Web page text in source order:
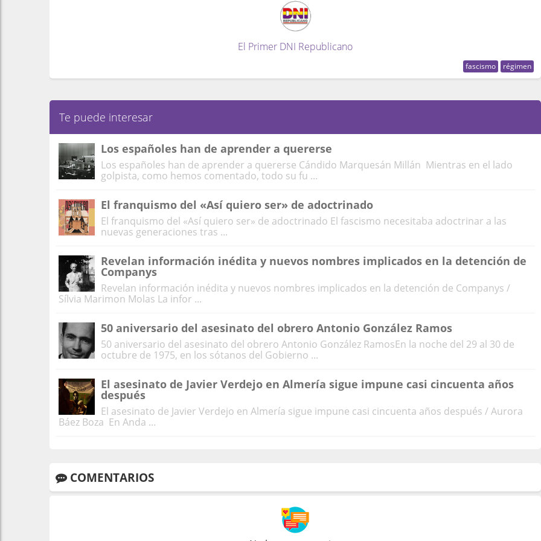
El Primer DNI Republicano
fascismo régimen
Te puede interesar
Los españoles han de aprender a quererse
Los españoles han de aprender a quererse Cándido Marquesán Millán Mientras en el lado
golpista, como hemos comentado, todo su fu ...
El franquismo del «Así quiero ser» de adoctrinado
El franquismo del «Así quiero ser» de adoctrinado El fascismo necesitaba adoctrinar a las
nuevas generaciones tras ...
Revelan información inédita y nuevos nombres implicados en la detención de
Companys
Revelan información inédita y nuevos nombres implicados en la detención de Companys /
Sílvia Marimon Molas La infor ...
50 aniversario del asesinato del obrero Antonio González Ramos
50 aniversario del asesinato del obrero Antonio González RamosEn la noche del 29 al 30 de
octubre de 1975, en los sótanos del Gobierno ...
El asesinato de Javier Verdejo en Almería sigue impune casi cincuenta años
después
El asesinato de Javier Verdejo en Almería sigue impune casi cincuenta años después / Aurora
Báez Boza En Anda ...
COMENTARIOS